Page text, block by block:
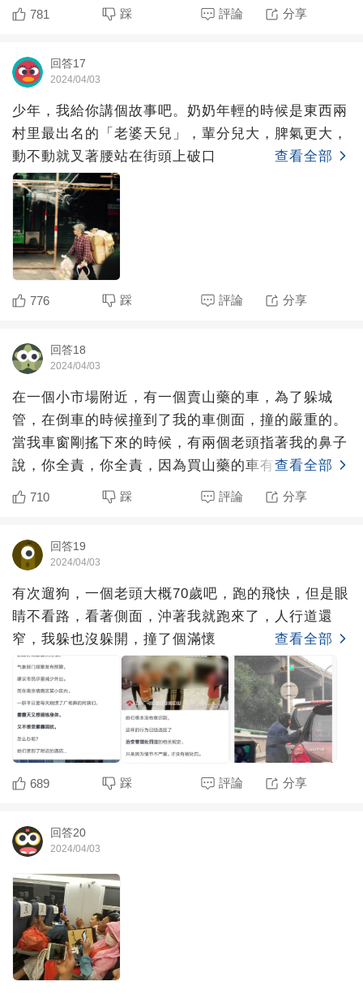
早上7點之后施工
781 踩 評論 分享
回答17
2024/04/03
少年，我給你講個故事吧。奶奶年輕的時候是東西兩
村里最出名的「老婆天兒」，輩分兒大，脾氣更大，
動不動就叉著腰站在街頭上破口
查看全部
776 踩 評論 分享
回答18
2024/04/03
在一個小市場附近，有一個賣山藥的車，為了躲城
管，在倒車的時候撞到了我的車側面，撞的嚴重的。
當我車窗剛搖下來的時候，有兩個老頭指著我的鼻子
說，你全責，你全責，因為買山藥的車有「倒車請注
意」的廣播，買賣山
查看全部
710 踩 評論 分享
回答19
2024/04/03
有次遛狗，一個老頭大概70歲吧，跑的飛快，但是眼
睛不看路，看著側面，沖著我就跑來了，人行道還
窄，我躲也沒躲開，撞了個滿懷
查看全部
689 踩 評論 分享
回答20
2024/04/03